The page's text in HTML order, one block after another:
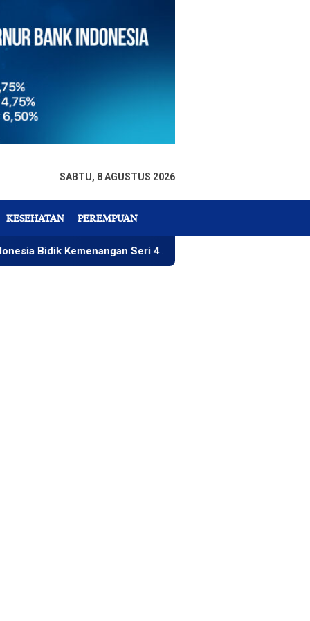
SABTU, 8 AGUSTUS 2026
KESEHATAN PEREMPUAN
Seri 4 ARRC